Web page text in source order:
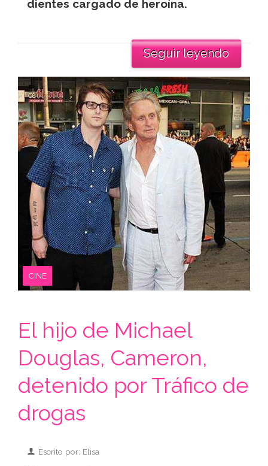
dientes cargado de heroína.
Seguir leyendo
CINE
El hijo de Michael
Douglas, Cameron,
detenido por Tráfico de
drogas
Escrito por: Elisa